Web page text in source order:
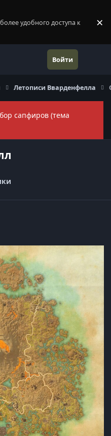
удобного доступа к
×
Forums Войти
Летописи Вварденфелла
сапфиров (тема